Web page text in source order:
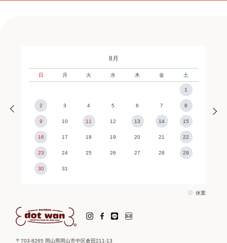
8月
日 月 火 水 木 金 土
1
2 3 4 5 6 7 8
9 10 11 12 13 14 15
16 17 18 19 20 21 22
23 24 25 26 27 28 29
30 31
休業
〒703-8265 岡山県岡山市中区倉田211-13